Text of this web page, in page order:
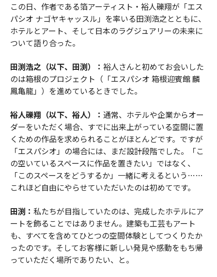
この日、作者である箔アーティスト・裕人礫翔が「エス
パシオ ナゴヤキャッスル」を率いる田渕浩之とともに、
ホテルとアート、そして日本のラグジュアリーの未来に
ついて語り合った。
田渕浩之（以下、田渕）： 裕人さんと初めてお会いした
のは箱根のプロジェクト（「エスパシオ 箱根迎賓館 麟
鳳亀龍」）を進めているときでした。
裕人礫翔（以下、裕人）： 通常、ホテルや企業からオー
ダーをいただく場合、すでに出来上がっている空間に置
くための作品を求められることがほとんどです。ですが
「エスパシオ」の場合には、まだ設計段階でした。「こ
の空いているスペースに作品を置きたい」ではなく、
「このスペースをどうするか」一緒に考えるという……
これほど自由にやらせていただいたのは初めてです。
田渕： 私たちが目指していたのは、完成したホテルにア
ートを飾ることではありません。建築も工芸もアート
も、すべてを含めてひとつの空間体験としてつくりたか
ったのです。そしてお客様に新しい発見や感動をもち帰
っていただく場所でありたい、と。